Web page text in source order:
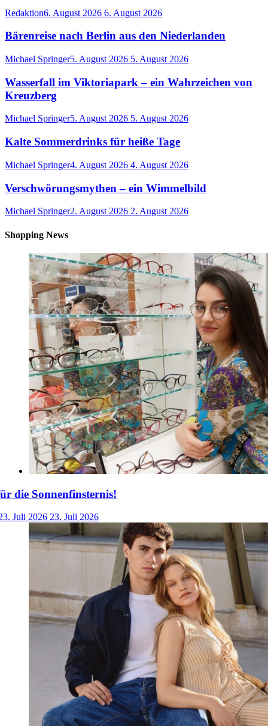
Redaktion6. August 2026 6. August 2026
Bärenreise nach Berlin aus den Niederlanden
Michael Springer5. August 2026 5. August 2026
Wasserfall im Viktoriapark – ein Wahrzeichen von
Kreuzberg
Michael Springer5. August 2026 5. August 2026
Kalte Sommerdrinks für heiße Tage
Michael Springer4. August 2026 4. August 2026
Verschwörungsmythen – ein Wimmelbild
Michael Springer2. August 2026 2. August 2026
Shopping News
die Sonnenfinsternis!
Juli 2026 23. Juli 2026